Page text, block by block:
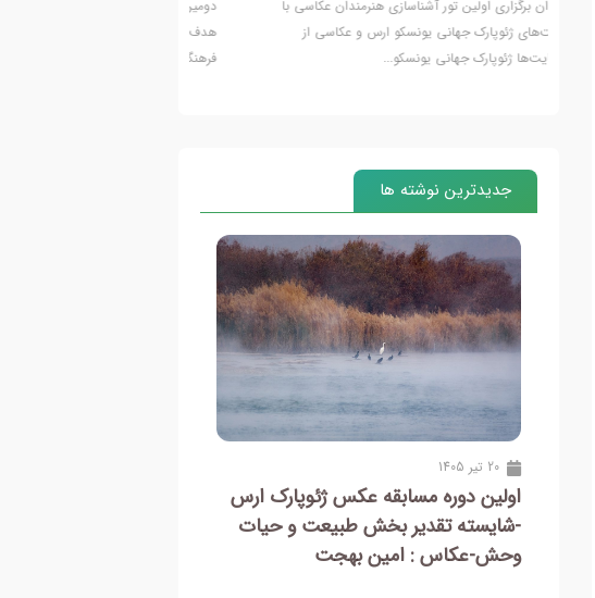
دومین دوره مسابقه عکس ژئوپارک جهانی یونسکو ارس با
هدف معرفی ظرفیت‌های زمین‌شناسی، طبیعت، میراث
فرهنگی و روایت‌های تصویری منطقه...
جدیدترین نوشته ها
20 تیر 1405
اولین دوره مسابقه عکس ژئوپارک ارس
-مقام سوم طبیعت و حیات وحش-
عکاس : اصغر فرقانی